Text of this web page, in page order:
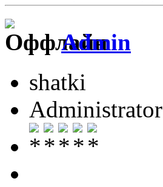
Admin
shatki
Administrator